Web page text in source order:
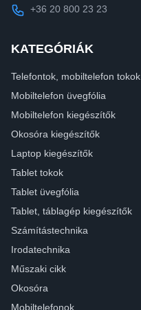
+36 20 800 23 23
KATEGÓRIÁK
Telefontok, mobiltelefon tokok
Mobiltelefon üvegfólia
Mobiltelefon kiegészítők
Okosóra kiegészítők
Laptop kiegészítők
Tablet tokok
Tablet üvegfólia
Tablet, táblagép kiegészítők
Számítástechnika
Irodatechnika
Műszaki cikk
Okosóra
Mobiltelefonok